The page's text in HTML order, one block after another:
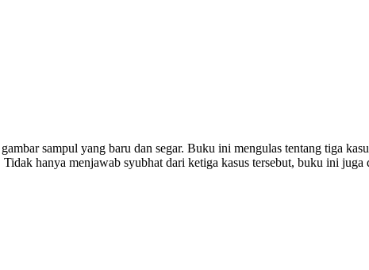
sampul yang baru dan segar. Buku ini mengulas tentang tiga
hanya menjawab syubhat dari ketiga kasus tersebut, buku ini juga